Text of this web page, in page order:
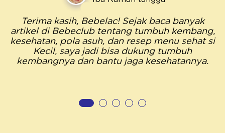
Terima kasih, Bebelac! Sejak baca banyak
artikel di Bebeclub tentang tumbuh kembang,
kesehatan, pola asuh, dan resep menu sehat si
Kecil, saya jadi bisa dukung tumbuh
kembangnya dan bantu jaga kesehatannya.